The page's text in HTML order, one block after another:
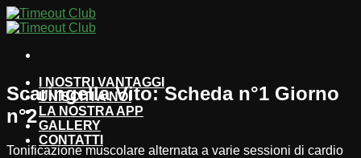
Salta
ai
I NOSTRI VANTAGGI
UNISCITI A NOI
LA NOSTRA APP
GALLERY
CONTATTI
Scaringella Vito: Scheda n°1 Giorno
n°2
Tonificazione muscolare alternata a varie sessioni di cardio